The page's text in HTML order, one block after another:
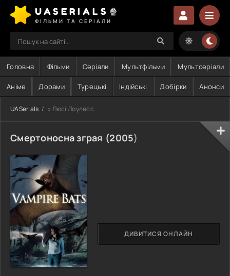
UASERIALS🍿
ФІЛЬМИ ТА СЕРІАЛИ
Головна Фільми Серіали Мультфільми Мультсеріали
Аніме Дорами Турецькі Індійські Добірки Анонси
UASerials » Люсі Лоулесс
Смертоносна зграя (2005)
ДИВИТИСЯ ОНЛАЙН